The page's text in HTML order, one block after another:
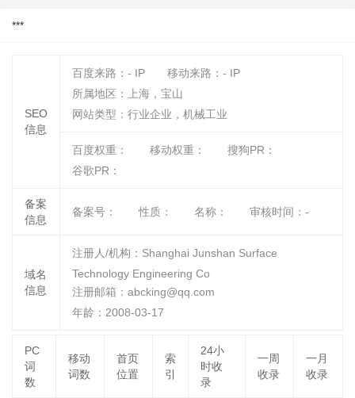
***
SEO
信息
百度来路： - IP 移动来路： - IP
所属地区：上海，宝山
网站类型：行业企业，机械工业
百度权重： 移动权重：
搜狗PR：
谷歌PR：
备案
信息
备案号： 性质： 名称： 审核时间： -
域名
信息
注册人/机构：Shanghai Junshan Surface
Technology Engineering Co
注册邮箱：abcking@qq.com
年龄：2008-03-17
PC
词
数
移动
词数
首页
位置
索
引
24小
时收
录
一周
收录
一月
收录